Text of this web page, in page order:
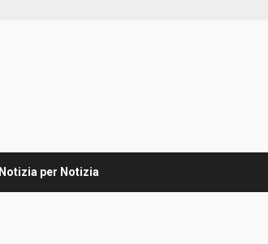
Notizia per Notizia